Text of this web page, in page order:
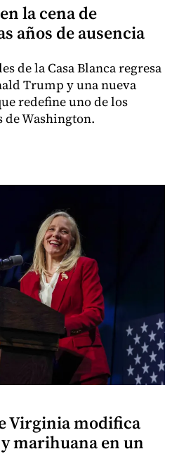
la cena de
años de ausencia
de la Casa Blanca regresa
Trump y una nueva
redefine uno de los
de Washington.
Virginia modifica
marihuana en un